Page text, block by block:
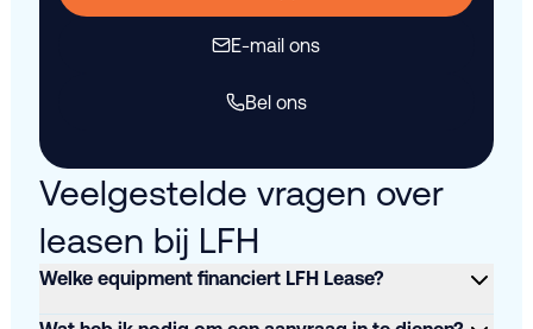
E-mail ons
Bel ons
Veelgestelde vragen over
leasen bij LFH
Welke equipment financiert LFH Lease?